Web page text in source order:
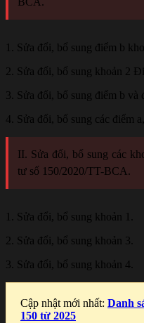
1. Sửa đổi, bổ sung điểm b
2. Sửa đổi, bổ sung khoản 2
3. Sửa đổi, bổ sung điểm b
4. Sửa đổi, bổ sung các điểm
II. Sửa đổi, bổ sung các
tư số 150/2020/TT-BCA.
1. Sửa đổi, bổ sung khoản 1.
2. Sửa đổi, bổ sung khoản 3.
3. Sửa đổi, bổ sung khoản 4.
Cập nhật mới nhất: Danh
150 từ 2025